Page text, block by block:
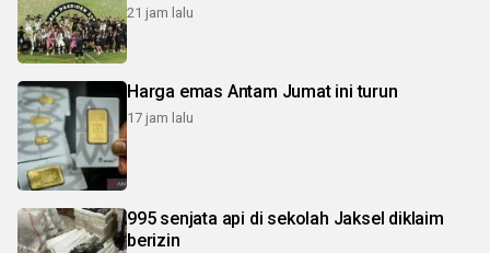
21 jam lalu
Harga emas Antam Jumat ini turun
17 jam lalu
995 senjata api di sekolah Jaksel diklaim
berizin